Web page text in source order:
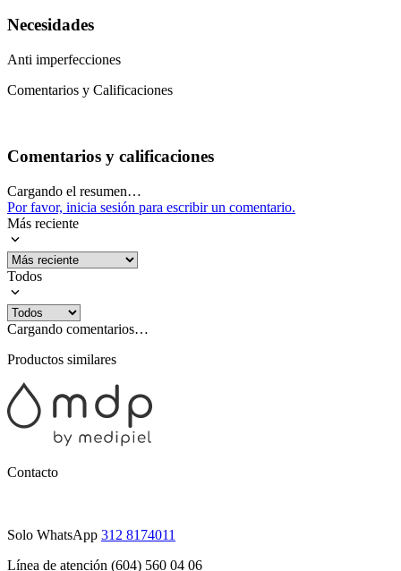
Necesidades
Anti imperfecciones
Comentarios y Calificaciones
Comentarios y calificaciones
Cargando el resumen…
Por favor, inicia sesión para escribir un comentario.
Más reciente
Todos
Cargando comentarios…
Productos similares
Contacto
Solo WhatsApp 312 8174011
Línea de atención (604) 560 04 06